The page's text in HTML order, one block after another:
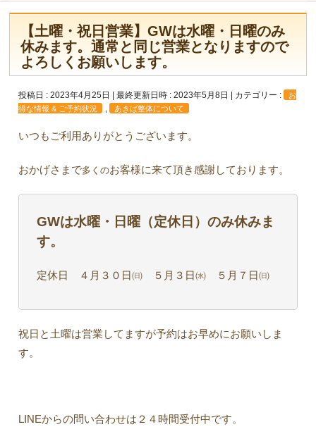
【土曜・祝日営業】GWは水曜・日曜のみ
休みます。通常と同じ営業となりますので
よろしくお願いします。
投稿日 : 2023年4月25日 最終更新日時 : 2023年5月8日 カテゴリー :
お
得な情報 & ご予約状況
あきば整体について
いつもご利用ありがとうございます。
おかげさまで多くのお客様に来て頂き感謝しております。
GWは水曜・日曜（定休日）のみ休みま
す。
定休日 ４月３０日㈰ ５月３日㈬ ５月７日㈰
祝日と土曜は営業してますが予約はお早めにお願いしま
す。
LINEからの問い合わせは２４時間受付中です。